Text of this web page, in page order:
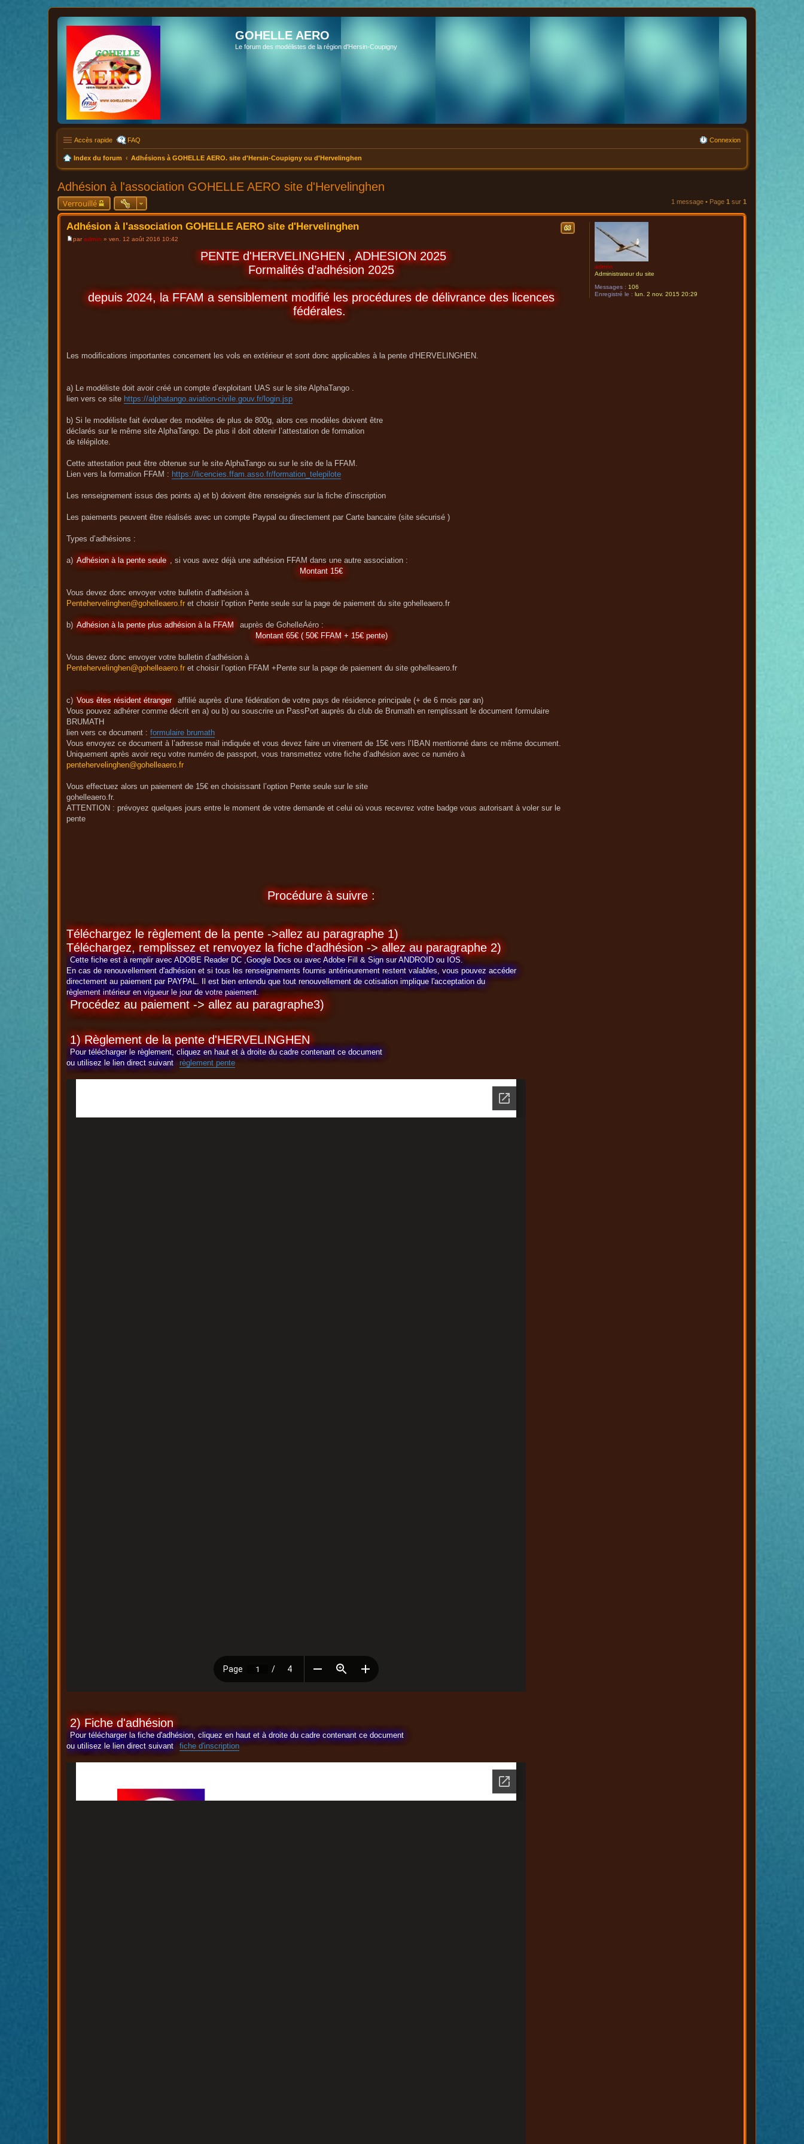
GOHELLE AERO
Le forum des modélistes de la région d'Hersin-Coupigny
Accès rapide FAQ Connexion
Index du forum Adhésions à GOHELLE AERO. site d'Hersin-Coupigny ou d'Hervelinghen
Adhésion à l'association GOHELLE AERO site d'Hervelinghen
Verrouillé 1 message • Page 1 sur 1
admin
Administrateur du site
Messages : 106
Enregistré le : lun. 2 nov. 2015 20:29
Adhésion à l'association GOHELLE AERO site d'Hervelinghen Citation
M
paradmin » ven. 12 août 2016 10:42
PENTE d'HERVELINGHEN , ADHESION 2025
Formalités d’adhésion 2025
depuis 2024, la FFAM a sensiblement modifié les procédures de délivrance des licences
fédérales.
Les modifications importantes concernent les vols en extérieur et sont donc applicables à la pente d’HERVELINGHEN.
a) Le modéliste doit avoir créé un compte d’exploitant UAS sur le site AlphaTango .
lien vers ce site https://alphatango.aviation-civile.gouv.fr/login.jsp
b) Si le modéliste fait évoluer des modèles de plus de 800g, alors ces modèles doivent être
déclarés sur le même site AlphaTango. De plus il doit obtenir l’attestation de formation
de télépilote.
Cette attestation peut être obtenue sur le site AlphaTango ou sur le site de la FFAM.
Lien vers la formation FFAM : https://licencies.ffam.asso.fr/formation_telepilote
Les renseignement issus des points a) et b) doivent être renseignés sur la fiche d’inscription
Les paiements peuvent être réalisés avec un compte Paypal ou directement par Carte bancaire (site sécurisé )
Types d’adhésions :
a) Adhésion à la pente seule , si vous avez déjà une adhésion FFAM dans une autre association :
Montant 15€
Vous devez donc envoyer votre bulletin d’adhésion à
Pentehervelinghen@gohelleaero.fr et choisir l’option Pente seule sur la page de paiement du site gohelleaero.fr
b) Adhésion à la pente plus adhésion à la FFAM
auprès de GohelleAéro :
Montant 65€ ( 50€ FFAM + 15€ pente)
Vous devez donc envoyer votre bulletin d’adhésion à
Pentehervelinghen@gohelleaero.fr et choisir l’option FFAM +Pente sur la page de paiement du site gohelleaero.fr
c) Vous êtes résident étranger
affilié auprès d’une fédération de votre pays de résidence principale (+ de 6 mois par an)
Vous pouvez adhérer comme décrit en a) ou b) ou souscrire un PassPort auprès du club de Brumath en remplissant le document formulaire
BRUMATH
lien vers ce document : formulaire brumath
Vous envoyez ce document à l’adresse mail indiquée et vous devez faire un virement de 15€ vers l’IBAN mentionné dans ce même document.
Uniquement après avoir reçu votre numéro de passport, vous transmettez votre fiche d’adhésion avec ce numéro à
pentehervelinghen@gohelleaero.fr
Vous effectuez alors un paiement de 15€ en choisissant l’option Pente seule sur le site
gohelleaero.fr.
ATTENTION : prévoyez quelques jours entre le moment de votre demande et celui où vous recevrez votre badge vous autorisant à voler sur le
pente
Procédure à suivre :
Téléchargez le règlement de la pente ->allez au paragraphe 1)
Téléchargez, remplissez et renvoyez la fiche d'adhésion -> allez au paragraphe 2)
Cette fiche est à remplir avec ADOBE Reader DC ,Google Docs ou avec Adobe Fill & Sign sur ANDROID ou IOS.
En cas de renouvellement d'adhésion et si tous les renseignements fournis antérieurement restent valables, vous pouvez accéder
directement au paiement par PAYPAL. Il est bien entendu que tout renouvellement de cotisation implique l'acceptation du
règlement intérieur en vigueur le jour de votre paiement.
Procédez au paiement -> allez au paragraphe3)
1) Règlement de la pente d'HERVELINGHEN
Pour télécharger le règlement, cliquez en haut et à droite du cadre contenant ce document
ou utilisez le lien direct suivant
règlement pente
2) Fiche d'adhésion
Pour télécharger la fiche d'adhésion, cliquez en haut et à droite du cadre contenant ce document
ou utilisez le lien direct suivant
fiche d'inscription